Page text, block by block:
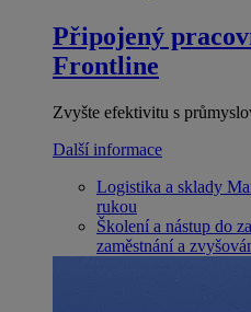
Připojený
Frontline
Zvyšte efektivitu s
Další informace
Logistika a sklady
rukou
Školení a nástup do
zaměstnání a